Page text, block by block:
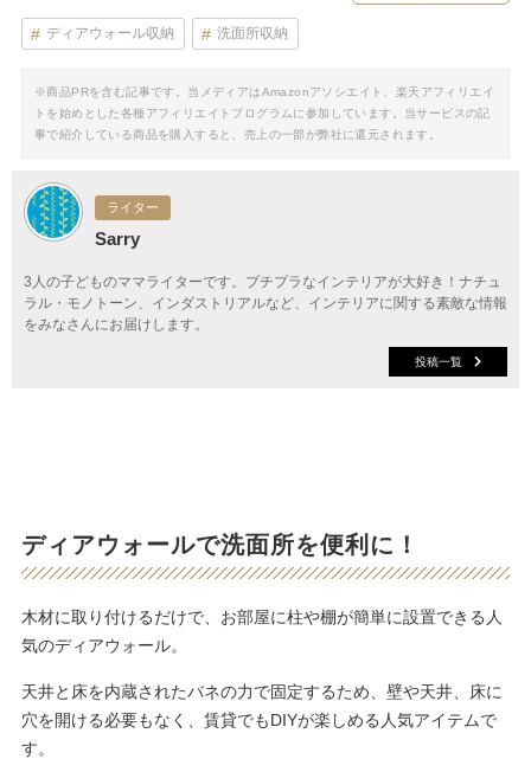
ディアウォール収納 洗面所収納
※商品PRを含む記事です。当メディアはAmazonアソシエイト、楽天アフィリエイ
トを始めとした各種アフィリエイトプログラムに参加しています。当サービスの記
事で紹介している商品を購入すると、売上の一部が弊社に還元されます。
ライター
Sarry
3人の子どものママライターです。プチプラなインテリアが大好き！ナチュ
ラル・モノトーン、インダストリアルなど、インテリアに関する素敵な情報
をみなさんにお届けします。
投稿一覧
ディアウォールで洗面所を便利に！
木材に取り付けるだけで、お部屋に柱や棚が簡単に設置できる人
気のディアウォール。
天井と床を内蔵されたバネの力で固定するため、壁や天井、床に
穴を開ける必要もなく、賃貸でもDIYが楽しめる人気アイテムで
す。